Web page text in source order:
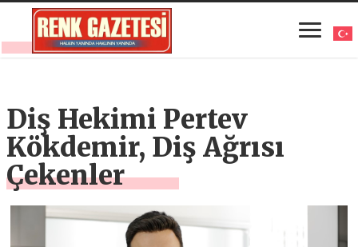
Diş Hekimi Pertev
Kökdemir, Diş Ağrısı
Çekenler